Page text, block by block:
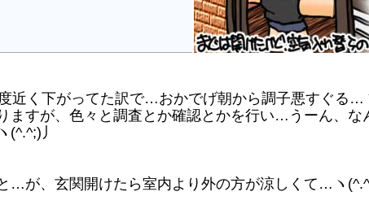
く下がってた訳で…おかでげ朝から調子悪すぐる…
すが、色々と調査とか確認とかを行い…うーん、な
丿
…が、玄関開けたら室内より外の方が涼しくて…ヽ